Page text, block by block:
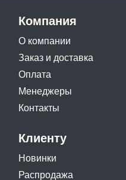
Компания
О компании
Заказ и доставка
Оплата
Менеджеры
Контакты
Клиенту
Новинки
Распродажа